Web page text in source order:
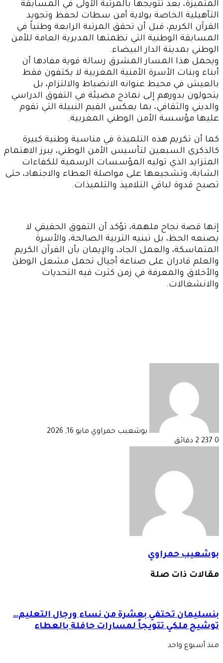
المتميزة، بعد تتويجها بالمرتبة الأولى في المسابقة
التأهيلية الخاصة بولاية أمن سطات لحفظ وتجويد
القرآن الكريم، قبل أن تحقق المرتبة الرابعة وطنياً في
المسابقة الوطنية التي نظمتها المديرية العامة للأمن
الوطني بمدينة الدار البيضاء.
ويحمل هذا المسار المشرق رسالة قوية مفادها أن
أبناء وبنات الأسرة الأمنية المغربية لا يكتفون فقط
بالعيش في محيط عنوانه الانضباط والالتزام، بل
يتحولون بدورهم إلى نماذج مضيئة في التفوق الدراسي
والديني والثقافي، بما يعكس القيم النبيلة التي تقوم
عليها مؤسسة الأمن الوطني المغربية.
كما أن تكريم هذه التلميذة في مناسبة وطنية كبيرة
كالذكرى السبعين لتأسيس الأمن الوطني، يبرز الاهتمام
المتزايد الذي توليه المؤسسات الرسمية للكفاءات
الشابة، وتشجيعها على مواصلة العطاء والاجتهاد، حتى
تصبح قدوة لباقي التلاميذ والتلميذات.
إنها قصة نجاح ملهمة، تؤكد أن التفوق الحقيقي لا
يصنعه الحظ، بل تبنيه التربية الصالحة، والأسرة
المتماسكة، والعمل الجاد، والإيمان بأن القرآن الكريم
والعلم قادران على صناعة أجيال تحمل مشعل الوطن
والأخلاق والمعرفة في زمن كثرت فيه التحديات
والانشغالات.
بوشعيب حمراوي مايو 16, 2026
0
2 دقائق
بوشعيب حمراوي
مقالات ذات صلة
بنسليمان تحتفي بعشرة من نساء ورجال التعليم…
توشيح ملكي تتويجاً لمسارات حافلة بالعطاء
منذ أسبوع واحد